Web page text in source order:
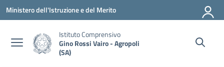
Vai ai contenuti
Vai al menu di navigazione
Vai al footer
Ministero dell'Istruzione e del Merito
Istituto Comprensivo
Gino Rossi Vairo - Agropoli
(SA)